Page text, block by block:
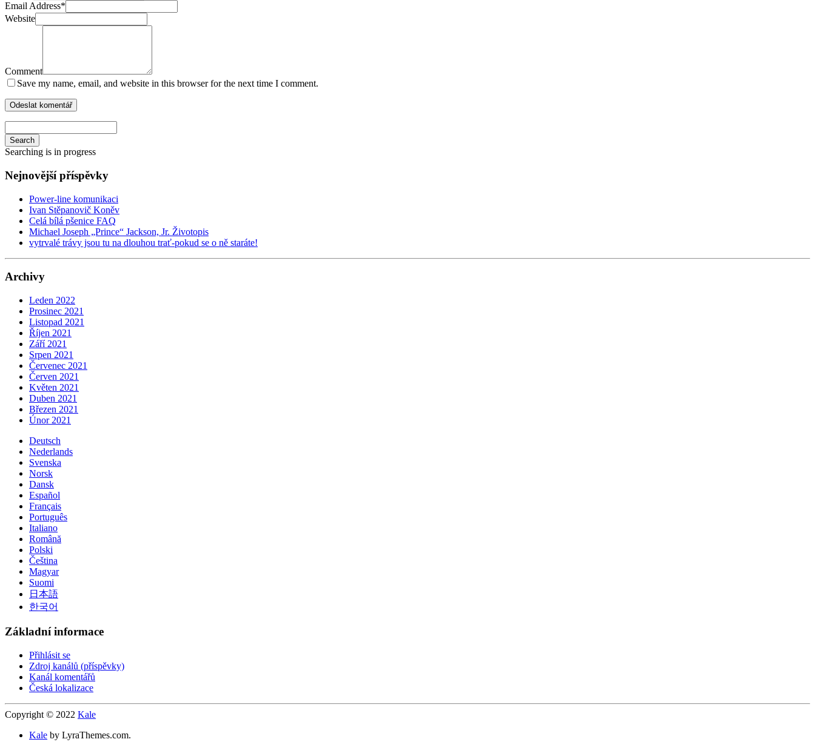
Email Address*
Website
Comment
Save my name, email, and website in this browser for the next time I comment.
Search
Searching is in progress
Nejnovější příspěvky
Power-line komunikaci
Ivan Stěpanovič Koněv
Celá bílá pšenice FAQ
Michael Joseph „Prince“ Jackson, Jr. Životopis
vytrvalé trávy jsou tu na dlouhou trať-pokud se o ně staráte!
Archivy
Leden 2022
Prosinec 2021
Listopad 2021
Říjen 2021
Září 2021
Srpen 2021
Červenec 2021
Červen 2021
Květen 2021
Duben 2021
Březen 2021
Únor 2021
Deutsch
Nederlands
Svenska
Norsk
Dansk
Español
Français
Português
Italiano
Română
Polski
Čeština
Magyar
Suomi
日本語
한국어
Základní informace
Přihlásit se
Zdroj kanálů (příspěvky)
Kanál komentářů
Česká lokalizace
Copyright © 2022 Kale
Kale by LyraThemes.com.